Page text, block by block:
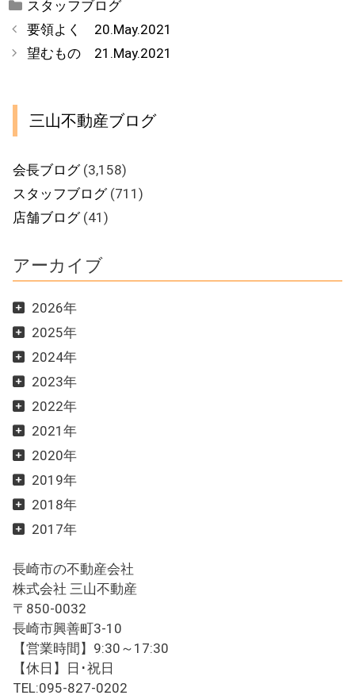
テ
リ
スタッフブログ
要領よく 20.May.2021
望むもの 21.May.2021
三山不動産ブログ
会長ブログ(3,158)
スタッフブログ(711)
店舗ブログ(41)
アーカイブ
2026年
2025年
2024年
2023年
2022年
2021年
2020年
2019年
2018年
2017年
長崎市の不動産会社
株式会社 三山不動産
〒850-0032
長崎市興善町3-10
【営業時間】9:30～17:30
【休日】日･祝日
TEL:095-827-0202